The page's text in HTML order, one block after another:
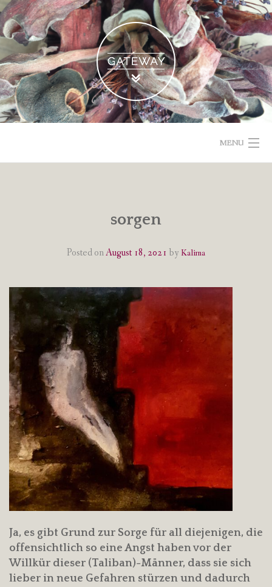
Skip
to
content
MENU
sorgen
Posted onAugust 18, 2021 by Kalima
Ja, es gibt Grund zur Sorge für all diejenigen, die
offensichtlich so eine Angst haben vor der
Willkür dieser (Taliban)-Männer, dass sie sich
lieber in neue Gefahren stürzen und dadurch